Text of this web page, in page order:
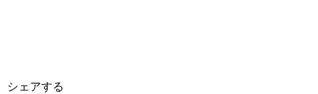
シェアする